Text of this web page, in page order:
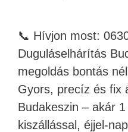
📞 Hívjon most:
Duguláselhárítás
megoldás bontás
Gyors, precíz és fix
Budakeszin – akár
kiszállással,